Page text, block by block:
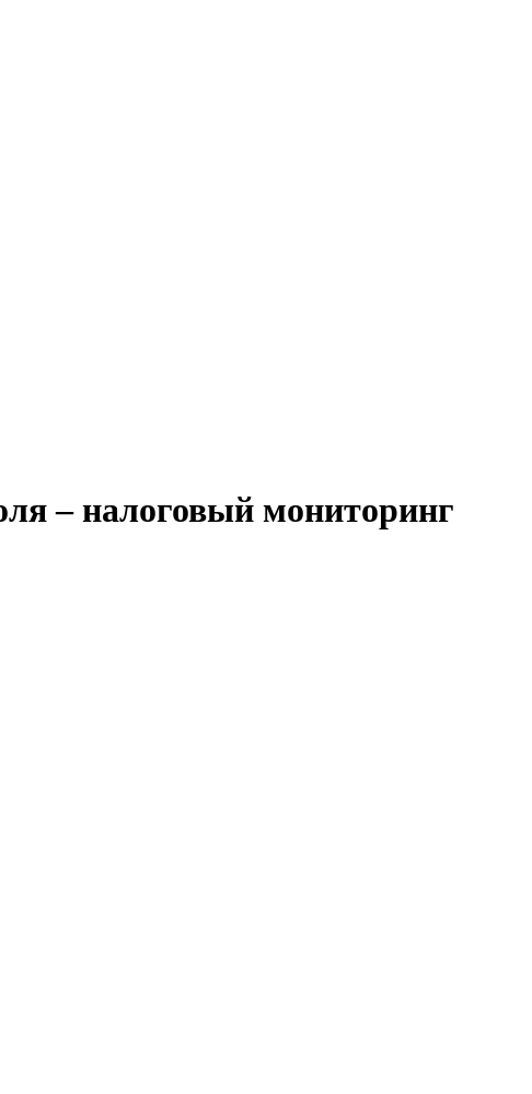
– налоговый мониторинг